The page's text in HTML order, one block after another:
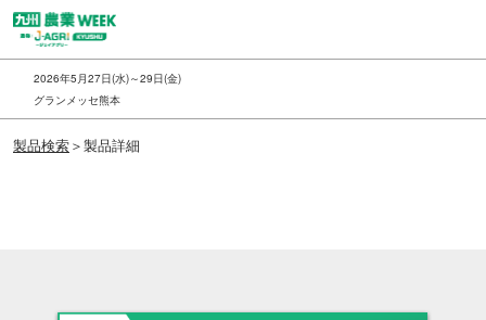
ス
キ
ッ
し
て
2026年5月27日(水)～29日(金)
グランメッセ熊本
製品検索＞製品詳細